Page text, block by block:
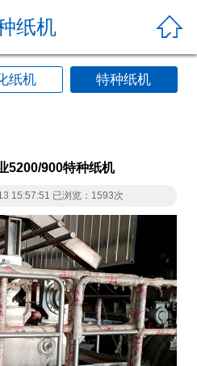

纸机
纸机
特种纸机
5200/900特种纸机
15:57:51 已浏览：1593次